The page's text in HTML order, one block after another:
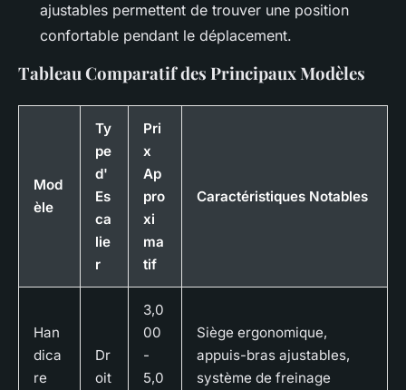
ajustables permettent de trouver une position
confortable pendant le déplacement.
Tableau Comparatif des Principaux Modèles
Mod
èle
Ty
pe
d'
Es
ca
lie
r
Pri
x
Ap
pro
xi
ma
tif
Caractéristiques Notables
Han
dica
re
Dr
oit
3,0
00
-
5,0
Siège ergonomique,
appuis-bras ajustables,
système de freinage